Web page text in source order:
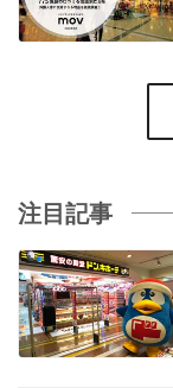
注目記事